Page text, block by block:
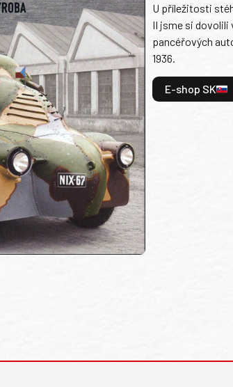
U příležitosti
II jsme si dovolili
pancéřových
1936.
E-shop SK